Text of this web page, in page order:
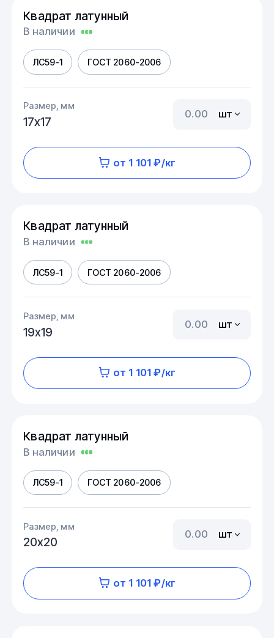
Квадрат латунный
В наличии
ЛС59-1 ГОСТ 2060-2006
Размер, мм
17х17
шт
от 1 101 ₽/кг
Квадрат латунный
В наличии
ЛС59-1 ГОСТ 2060-2006
Размер, мм
19х19
шт
от 1 101 ₽/кг
Квадрат латунный
В наличии
ЛС59-1 ГОСТ 2060-2006
Размер, мм
20х20
шт
от 1 101 ₽/кг